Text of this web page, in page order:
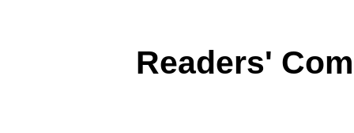
Readers'